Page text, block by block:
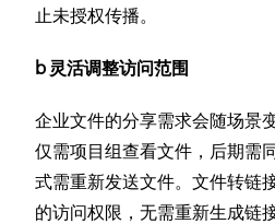
止未授权传播。
b 灵活调整访问范围
企业文件的分享需求会随场景
仅需项目组查看文件，后期需
式需重新发送文件。文件转链
的访问权限，无需重新生成链